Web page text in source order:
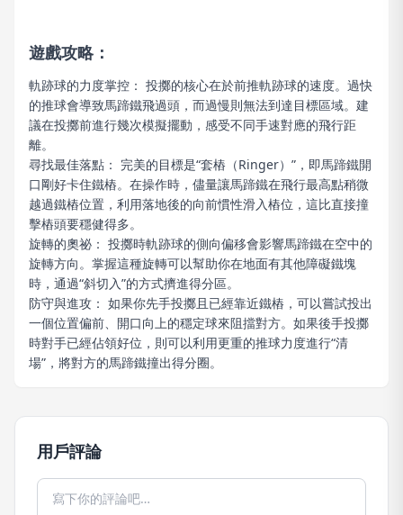
遊戲攻略：
軌跡球的力度掌控： 投擲的核心在於前推軌跡球的速度。過快
的推球會導致馬蹄鐵飛過頭，而過慢則無法到達目標區域。建
議在投擲前進行幾次模擬擺動，感受不同手速對應的飛行距
離。
尋找最佳落點： 完美的目標是“套樁（Ringer）”，即馬蹄鐵開
口剛好卡住鐵樁。在操作時，儘量讓馬蹄鐵在飛行最高點稍微
越過鐵樁位置，利用落地後的向前慣性滑入樁位，這比直接撞
擊樁頭要穩健得多。
旋轉的奧祕： 投擲時軌跡球的側向偏移會影響馬蹄鐵在空中的
旋轉方向。掌握這種旋轉可以幫助你在地面有其他障礙鐵塊
時，通過“斜切入”的方式擠進得分區。
防守與進攻： 如果你先手投擲且已經靠近鐵樁，可以嘗試投出
一個位置偏前、開口向上的穩定球來阻擋對方。如果後手投擲
時對手已經佔領好位，則可以利用更重的推球力度進行“清
場”，將對方的馬蹄鐵撞出得分圈。
用戶評論